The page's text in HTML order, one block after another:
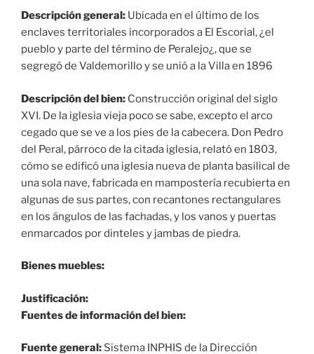
Descripción general: Ubicada en el último de los
enclaves territoriales incorporados a El Escorial, ¿el
pueblo y parte del término de Peralejo¿, que se
segregó de Valdemorillo y se unió a la Villa en 1896
Descripción del bien: Construcción original del siglo
XVI. De la iglesia vieja poco se sabe, excepto el arco
cegado que se ve a los pies de la cabecera. Don Pedro
del Peral, párroco de la citada iglesia, relató en 1803,
cómo se edificó una iglesia nueva de planta basilical de
una sola nave, fabricada en mampostería recubierta en
algunas de sus partes, con recantones rectangulares
en los ángulos de las fachadas, y los vanos y puertas
enmarcados por dinteles y jambas de piedra.
Bienes muebles:
Justificación:
Fuentes de información del bien:
Fuente general: Sistema INPHIS de la Dirección